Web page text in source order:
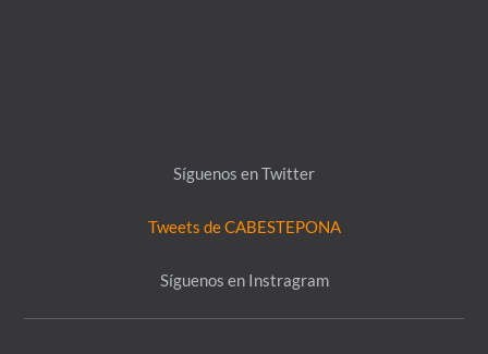
Síguenos en Twitter
Tweets de CABESTEPONA
Síguenos en Instragram